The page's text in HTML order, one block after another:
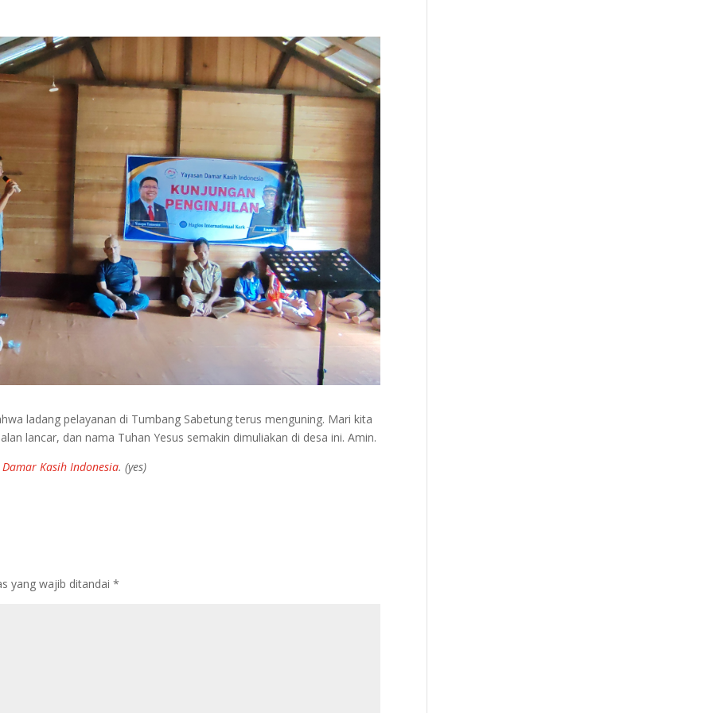
ladang pelayanan di Tumbang Sabetung terus menguning. Mari kita
lancar, dan nama Tuhan Yesus semakin dimuliakan di desa ini. Amin.
Damar Kasih Indonesia. (yes)
yang wajib ditandai*